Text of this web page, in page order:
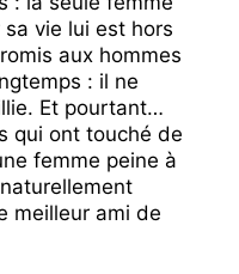
vie lui est hors
aux hommes
: il ne
Et pourtant…
qui ont touché de
femme peine à
meilleur ami de